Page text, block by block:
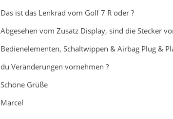
Das ist das Lenkrad vom Golf 7 R oder ?
Abgesehen vom Zusatz Display, sind die Stecker
Bedienelementen, Schaltwippen & Airbag Plug &
du Veränderungen vornehmen ?
Schöne Grüße
Marcel